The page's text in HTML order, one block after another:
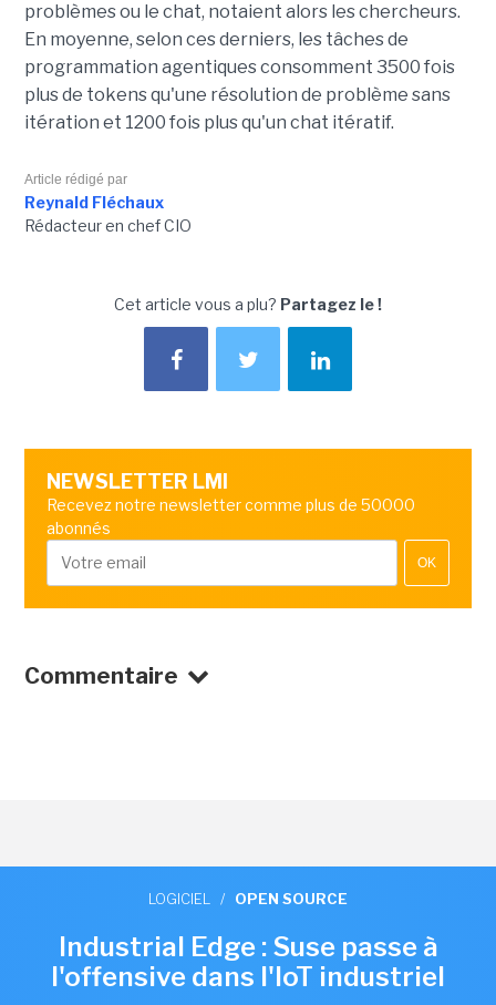
problèmes ou le chat, notaient alors les chercheurs.
En moyenne, selon ces derniers, les tâches de
programmation agentiques consomment 3500 fois
plus de tokens qu'une résolution de problème sans
itération et 1200 fois plus qu'un chat itératif.
Article rédigé par
Reynald Fléchaux
Rédacteur en chef CIO
Cet article vous a plu? Partagez le !
NEWSLETTER LMI
Recevez notre newsletter comme plus de 50000
abonnés
OK
Commentaire
LOGICIEL / OPEN SOURCE
Industrial Edge : Suse passe à
l'offensive dans l'IoT industriel